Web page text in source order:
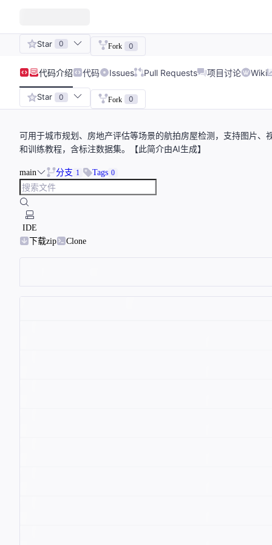
Star 0 Fork 0
代码介绍 代码 Issues Pull Requests 项目讨论 Wiki
Star 0 Fork 0
可用于城市规划、房地产评估等场景的航拍房屋检测，支持图片
和训练教程，含标注数据集。【此简介由AI生成】
main 分支 1 Tags 0
IDE
下载zip
Clone